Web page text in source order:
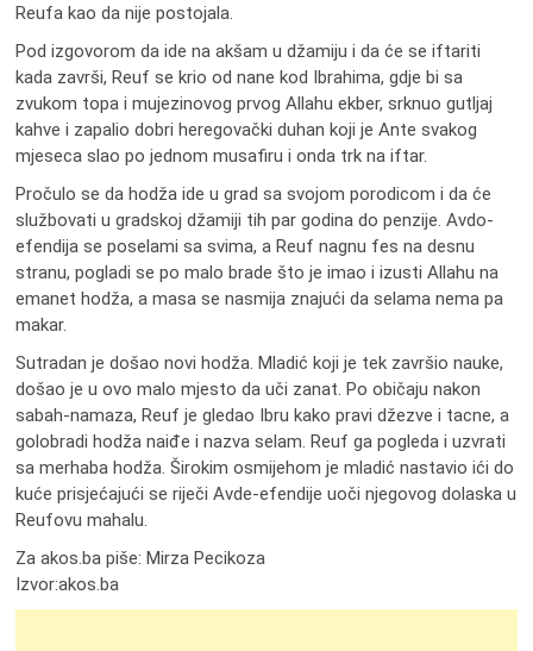
Reufa kao da nije postojala.
Pod izgovorom da ide na akšam u džamiju i da će se iftariti
kada završi, Reuf se krio od nane kod Ibrahima, gdje bi sa
zvukom topa i mujezinovog prvog Allahu ekber, srknuo gutljaj
kahve i zapalio dobri heregovački duhan koji je Ante svakog
mjeseca slao po jednom musafiru i onda trk na iftar.
Pročulo se da hodža ide u grad sa svojom porodicom i da će
službovati u gradskoj džamiji tih par godina do penzije. Avdo-
efendija se poselami sa svima, a Reuf nagnu fes na desnu
stranu, pogladi se po malo brade što je imao i izusti Allahu na
emanet hodža, a masa se nasmija znajući da selama nema pa
makar.
Sutradan je došao novi hodža. Mladić koji je tek završio nauke,
došao je u ovo malo mjesto da uči zanat. Po običaju nakon
sabah-namaza, Reuf je gledao Ibru kako pravi džezve i tacne, a
golobradi hodža naiđe i nazva selam. Reuf ga pogleda i uzvrati
sa merhaba hodža. Širokim osmijehom je mladić nastavio ići do
kuće prisjećajući se riječi Avde-efendije uoči njegovog dolaska u
Reufovu mahalu.
Za akos.ba piše: Mirza Pecikoza
Izvor:akos.ba